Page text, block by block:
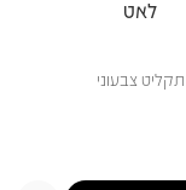
לאט
תקליט צבעוני